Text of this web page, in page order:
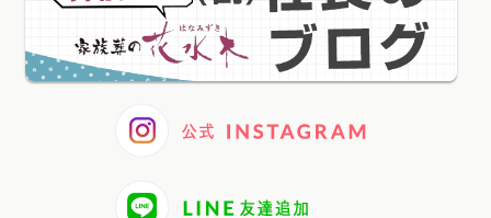
2025年1月
2024年12月